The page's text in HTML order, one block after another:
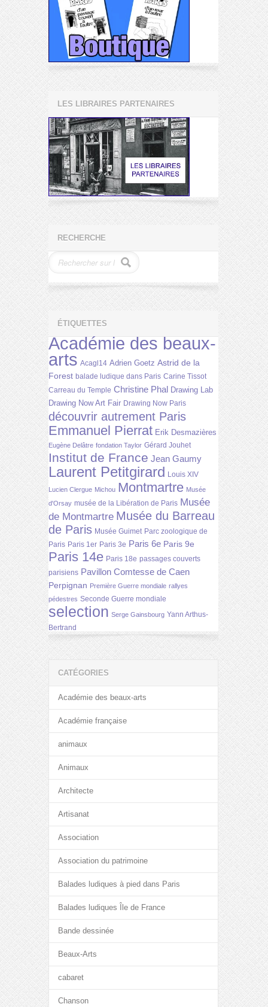
LES LIBRAIRES PARTENAIRES
RECHERCHE
ÉTIQUETTES
Académie des beaux-
arts Acagl14 Adrien Goetz Astrid de la
Forest balade ludique dans Paris Carine Tissot
Carreau du Temple Christine Phal Drawing Lab
Drawing Now Art Fair Drawing Now Paris
découvrir autrement Paris
Emmanuel Pierrat Erik Desmazières
Eugène Delâtre fondation Taylor Gérard Jouhet
Institut de France Jean Gaumy
Laurent Petitgirard Louis XIV
Lucien Clergue Michou Montmartre Musée
d'Orsay musée de la Libération de Paris Musée
de Montmartre Musée du Barreau
de Paris Musée Guimet Parc zoologique de
Paris Paris 1er Paris 3e Paris 6e Paris 9e
Paris 14e Paris 18e passages couverts
parisiens Pavillon Comtesse de Caen
Perpignan Première Guerre mondiale rallyes
pédestres Seconde Guerre mondiale
selection Serge Gainsbourg Yann Arthus-
Bertrand
CATÉGORIES
Académie des beaux-arts
Académie française
animaux
Animaux
Architecte
Artisanat
Association
Association du patrimoine
Balades ludiques à pied dans Paris
Balades ludiques Île de France
Bande dessinée
Beaux-Arts
cabaret
Chanson